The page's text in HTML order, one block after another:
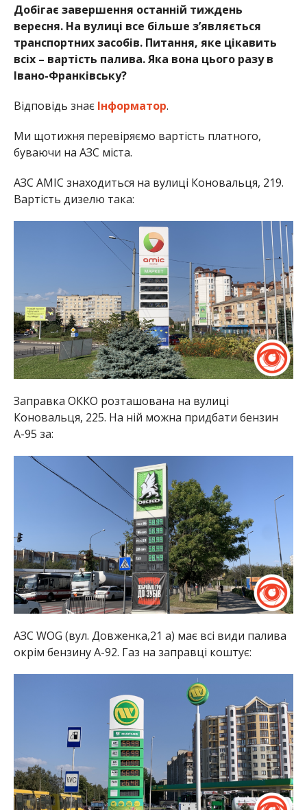
Добігає завершення останній тиждень
вересня. На вулиці все більше зʼявляється
транспортних засобів. Питання, яке цікавить
всіх – вартість палива. Яка вона цього разу в
Івано-Франківську?
Відповідь знає Інформатор.
Ми щотижня перевіряємо вартість платного,
буваючи на АЗС міста.
АЗС AMIC знаходиться на вулиці Коновальця, 219.
Вартість дизелю така:
Заправка ОККО розташована на вулиці
Коновальця, 225. На ній можна придбати бензин
А-95 за:
АЗС WOG (вул. Довженка,21 а) має всі види палива
окрім бензину А-92. Газ на заправці коштує: